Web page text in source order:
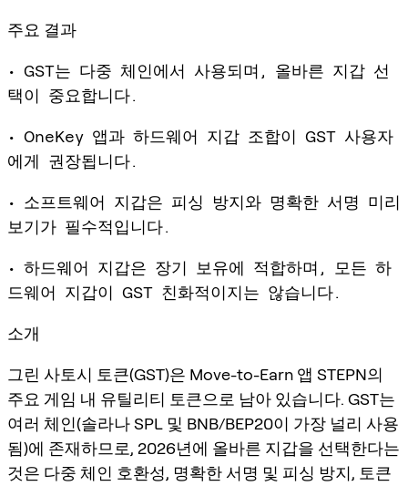
주요 결과
• GST는 다중 체인에서 사용되며, 올바른 지갑 선
택이 중요합니다.
• OneKey 앱과 하드웨어 지갑 조합이 GST 사용자
에게 권장됩니다.
• 소프트웨어 지갑은 피싱 방지와 명확한 서명 미리
보기가 필수적입니다.
• 하드웨어 지갑은 장기 보유에 적합하며, 모든 하
드웨어 지갑이 GST 친화적이지는 않습니다.
소개
그린 사토시 토큰(GST)은 Move-to-Earn 앱 STEPN의
주요 게임 내 유틸리티 토큰으로 남아 있습니다. GST는
여러 체인(솔라나 SPL 및 BNB/BEP20이 가장 널리 사용
됨)에 존재하므로, 2026년에 올바른 지갑을 선택한다는
것은 다중 체인 호환성, 명확한 서명 및 피싱 방지, 토큰